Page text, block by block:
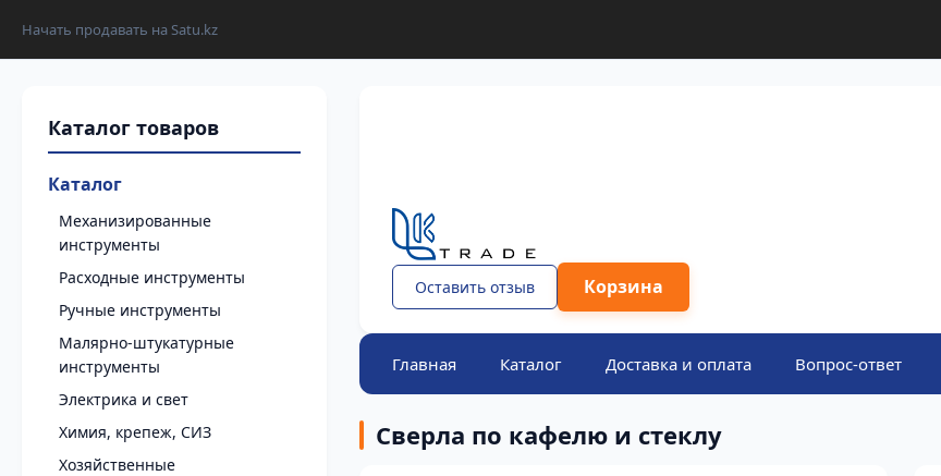
Начать продавать на Satu.kz
Каталог
Механизированные
инструменты
Расходные инструменты
Ручные инструменты
Малярно-штукатурные
инструменты
Электрика и свет
Химия, крепеж, СИЗ
Хозяйственные
Оставить отзыв Корзина
Главная Каталог Доставка и оплата Вопрос-ответ
Сверла по кафелю и стеклу